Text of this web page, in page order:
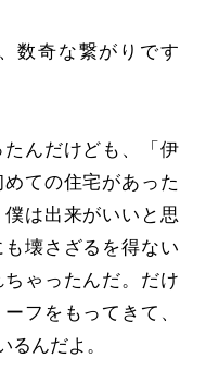
数奇な繋がりです
んだけども、「伊
ての住宅があった
は出来がいいと思
壊さざるを得ない
ゃったんだ。だけ
フをもってきて、
るんだよ。